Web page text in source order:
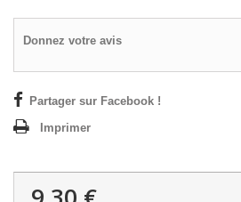
Donnez votre avis
Partager sur Facebook !
Imprimer